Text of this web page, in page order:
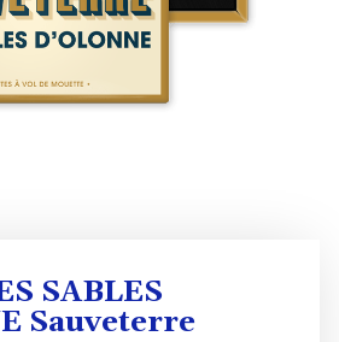
SABLES
Sauveterre